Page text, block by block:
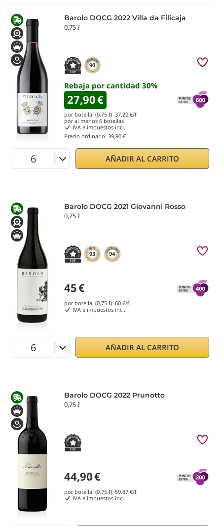
Barolo DOCG 2022 Villa da Filicaja
0,75 ℓ
90
Rebaja por cantidad 30%
27,90€
por botella (0,75 ℓ) 37,20 €/ℓ
por al menos 6 botellas
IVA e impuestos incl.
Precio ordinario: 39,90 €
AÑADIR AL CARRITO
Barolo DOCG 2021 Giovanni Rosso
0,75 ℓ
93 94
45€
por botella (0,75 ℓ) 60 €/ℓ
IVA e impuestos incl.
AÑADIR AL CARRITO
Barolo DOCG 2022 Prunotto
0,75 ℓ
44,90€
por botella (0,75 ℓ) 59,87 €/ℓ
IVA e impuestos incl.